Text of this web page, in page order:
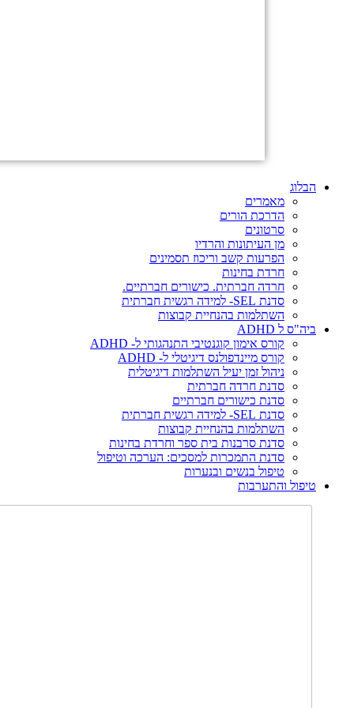
הבלוג
מאמרים
הדרכת הורים
סרטונים
מן העיתונות והרדיו
הפרעות קשב וריכוז תסמינים
חרדת בחינות
חרדה חברתית. כישורים חברתיים.
סדנת SEL- למידה רגשית חברתית
השתלמות בהנחיית קבוצות
ביה"ס ל ADHD
קורס אימון קוגנטיבי התנהגותי ל- ADHD
קורס מיינדפולנס דיגיטלי ל- ADHD
ניהול זמן יעיל השתלמות דיגיטלית
סדנת חרדה חברתית
סדנת כישורים חברתיים
סדנת SEL- למידה רגשית חברתית
השתלמות בהנחיית קבוצות
סדנת סרבנות בית ספר וחרדת בחינות
סדנת התמכרות למסכים: הערכה וטיפול
טיפול בנשים ובנערות
טיפול והתערבות